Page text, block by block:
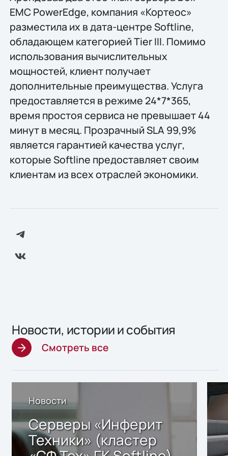
EMC PowerEdge, компания «Кортеос»
разместила их в дата-центре Softline,
обладающем категорией Tier III. Помимо
использования вычислительных
мощностей, клиент получает
дополнительные преимущества. Услуга
предоставляется в режиме 24*7*365,
время простоя сервиса не превышает 44
минут в месяц. Прозрачный SLA 99,9%
является гарантией качества услуг,
которые Softline предоставляет своим
клиентам из всех отраслей экономики.
Новости, истории и события
Смотреть все
Новости
Серверы «Инферит
Техники» (кластер